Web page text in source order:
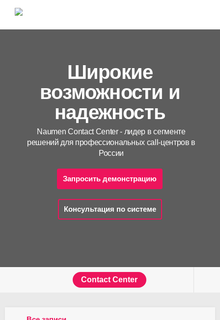
Широкие
возможности и
надежность
Naumen Contact Center - лидер в сегменте
решений для профессиональных call-центров в
России
Запросить демонстрацию
Консультация по системе
Contact Center